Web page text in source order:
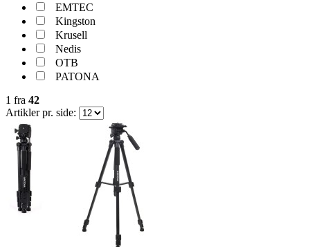
EMTEC
Kingston
Krusell
Nedis
OTB
PATONA
1 fra 42
Artikler pr. side: